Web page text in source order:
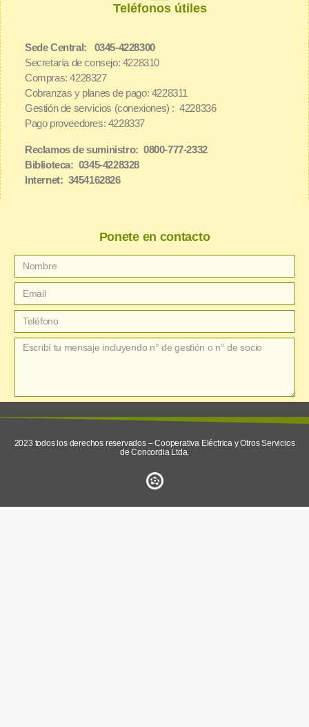
Teléfonos útiles
Sede Central: 0345-4228300
Secretaría de consejo: 4228310
Compras: 4228327
Cobranzas y planes de pago: 4228311
Gestión de servicios (conexiones) : 4228336
Pago proveedores: 4228337
Reclamos de suministro: 0800-777-2332
Biblioteca: 0345-4228328
Internet: 3454162826
Ponete en contacto
enviar
2023 todos los derechos reservados – Cooperativa Eléctrica y Otros Servicios
de Concordia Ltda.